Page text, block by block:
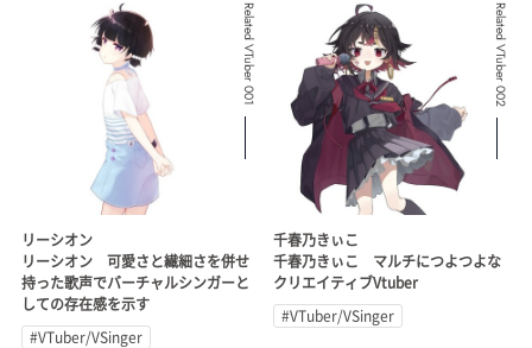
Related VTuber 001
リーシオン
リーシオン 可愛さと繊細さを併せ
持った歌声でバーチャルシンガーと
しての存在感を示す
#VTuber/VSinger
Related VTuber 002
千春乃きぃこ
千春乃きぃこ マルチにつよつよな
クリエイティブVtuber
#VTuber/VSinger